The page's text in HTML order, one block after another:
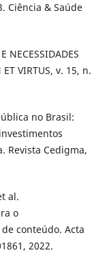
Ciência & Saúde
NECESSIDADES
ET VIRTUS, v. 15, n.
no Brasil:
Revista Cedigma,
al.
o
conteúdo. Acta
2022.